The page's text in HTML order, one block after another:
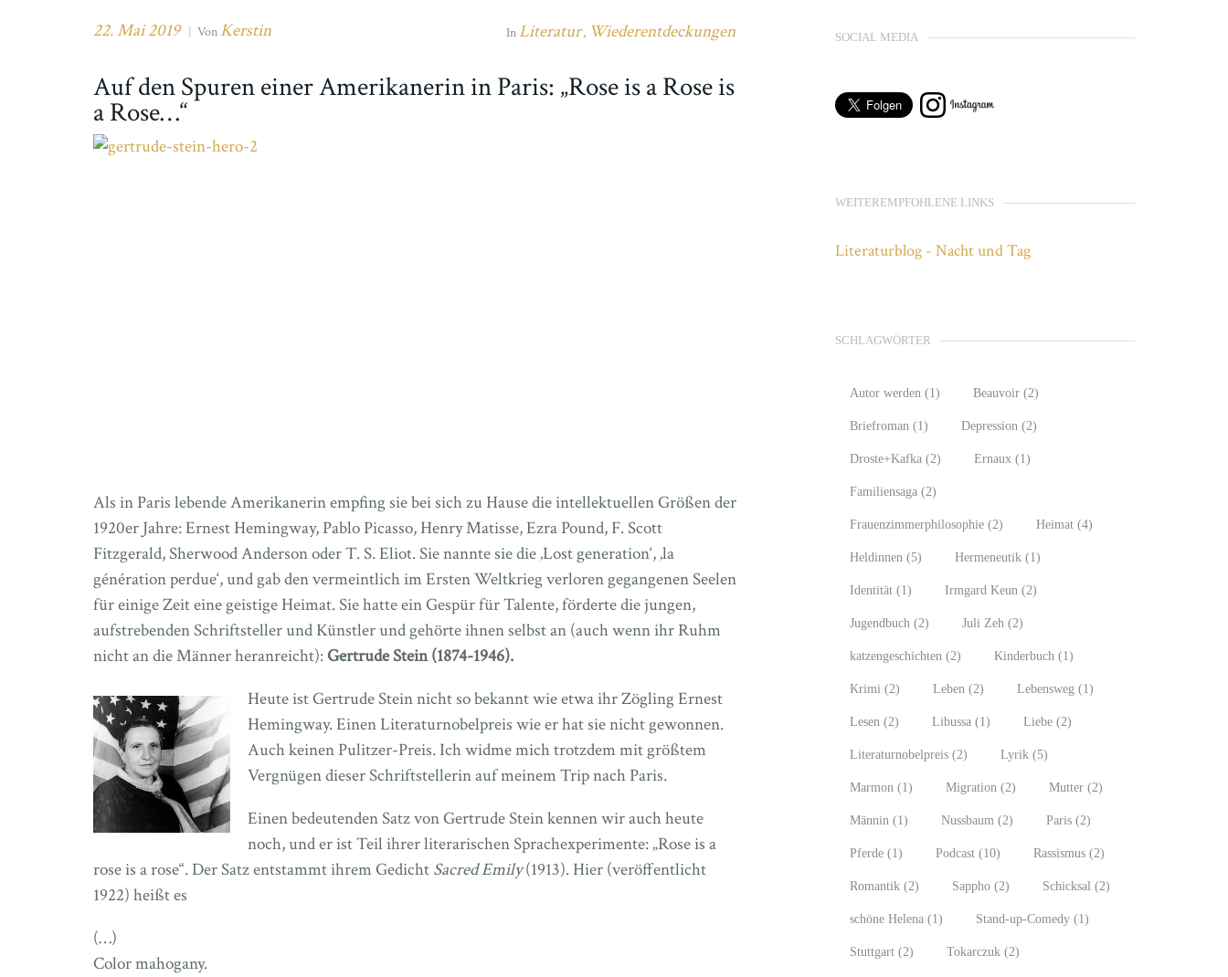
22. Mai 2019 | Von Kerstin In Literatur, Wiederentdeckungen
Auf den Spuren einer Amerikanerin in Paris: „Rose is a Rose is
a Rose…“
Als in Paris lebende Amerikanerin empfing sie bei sich zu Hause die intellektuellen Größen der
1920er Jahre: Ernest Hemingway, Pablo Picasso, Henry Matisse, Ezra Pound, F. Scott
Fitzgerald, Sherwood Anderson oder T. S. Eliot. Sie nannte sie die ‚Lost generation‘, ‚la
génération perdue‘, und gab den vermeintlich im Ersten Weltkrieg verloren gegangenen Seelen
für einige Zeit eine geistige Heimat. Sie hatte ein Gespür für Talente, förderte die jungen,
aufstrebenden Schriftsteller und Künstler und gehörte ihnen selbst an (auch wenn ihr Ruhm
nicht an die Männer heranreicht):Gertrude Stein (1874-1946).
Heute ist Gertrude Stein nicht so bekannt wie etwa ihr Zögling Ernest
Hemingway. Einen Literaturnobelpreis wie er hat sie nicht gewonnen.
Auch keinen Pulitzer-Preis. Ich widme mich trotzdem mit größtem
Vergnügen dieser Schriftstellerin auf meinem Trip nach Paris.
Einen bedeutenden Satz von Gertrude Stein kennen wir auch heute
noch, und er ist Teil ihrer literarischen Sprachexperimente: „Rose is a
rose is a rose“. Der Satz entstammt ihrem Gedicht Sacred Emily(1913). Hier (veröffentlicht
1922) heißt es
(…)
Color mahogany.
SOCIAL MEDIA
WEITEREMPFOHLENE LINKS
Literaturblog - Nacht und Tag
SCHLAGWÖRTER
Autor werden (1) Beauvoir (2)
Briefroman (1) Depression (2)
Droste+Kafka (2) Ernaux (1)
Familiensaga (2)
Frauenzimmerphilosophie (2) Heimat (4)
Heldinnen (5) Hermeneutik (1)
Identität (1) Irmgard Keun (2)
Jugendbuch (2) Juli Zeh (2)
katzengeschichten (2) Kinderbuch (1)
Krimi (2) Leben (2) Lebensweg (1)
Lesen (2) Libussa (1) Liebe (2)
Literaturnobelpreis (2) Lyrik (5)
Marmon (1) Migration (2) Mutter (2)
Männin (1) Nussbaum (2) Paris (2)
Pferde (1) Podcast (10) Rassismus (2)
Romantik (2) Sappho (2) Schicksal (2)
schöne Helena (1) Stand-up-Comedy (1)
Stuttgart (2) Tokarczuk (2)